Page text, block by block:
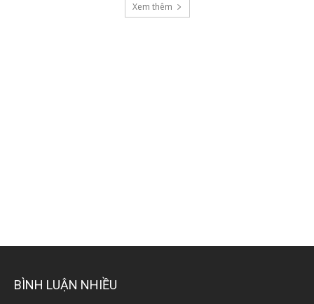
Xem thêm
BÌNH LUẬN NHIỀU